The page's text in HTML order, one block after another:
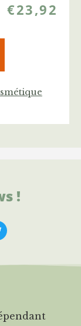
€23,92
!